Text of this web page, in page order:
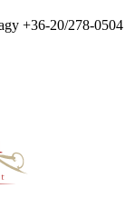
+36-20/278-0504